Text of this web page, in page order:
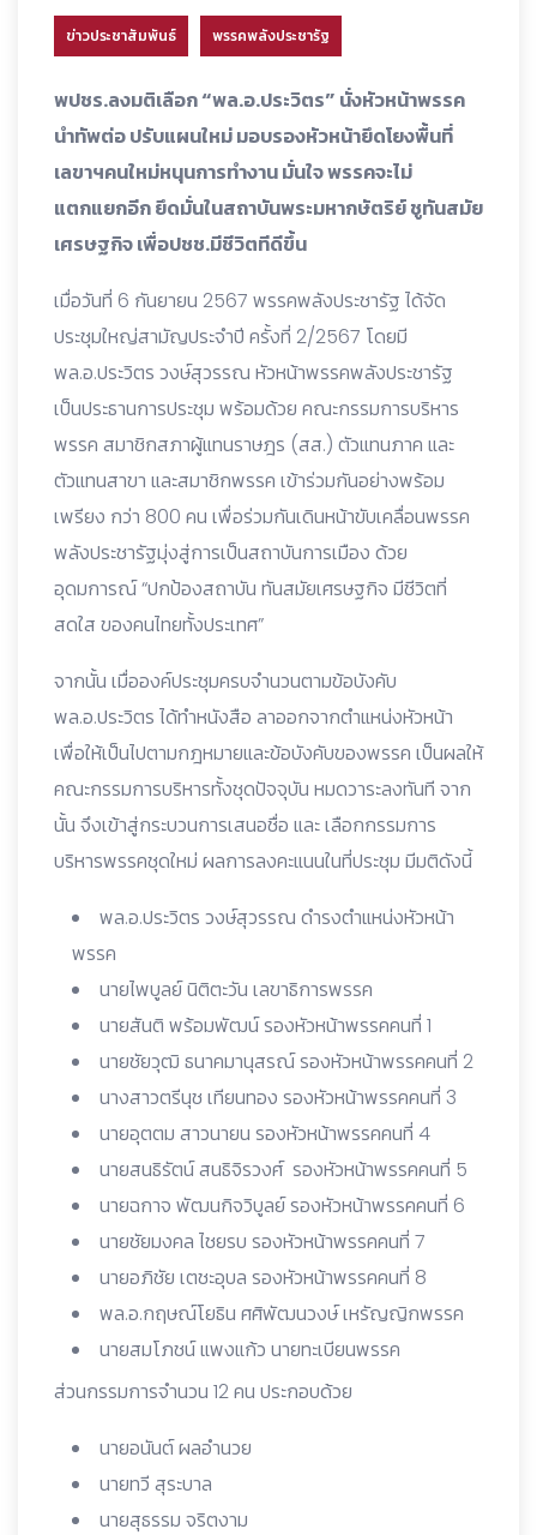
ข่าวประชาสัมพันธ์ พรรคพลังประชารัฐ
พปชร.ลงมติเลือก “พล.อ.ประวิตร” นั่งหัวหน้าพรรค
นำทัพต่อ ปรับแผนใหม่ มอบรองหัวหน้ายึดโยงพื้นที่
เลขาฯคนใหม่หนุนการทำงาน มั่นใจ พรรคจะไม่
แตกแยกอีก ยึดมั่นในสถาบันพระมหากษัตริย์ ชูทันสมัย
เศรษฐกิจ เพื่อปชช.มีชีวิตทีดีขึ้น
เมื่อวันที่ 6 กันยายน 2567 พรรคพลังประชารัฐ ได้จัด
ประชุมใหญ่สามัญประจำปี ครั้งที่ 2/2567 โดยมี
พล.อ.ประวิตร วงษ์สุวรรณ หัวหน้าพรรคพลังประชารัฐ
เป็นประธานการประชุม พร้อมด้วย คณะกรรมการบริหาร
พรรค สมาชิกสภาผู้แทนราษฎร (สส.) ตัวแทนภาค และ
ตัวแทนสาขา และสมาชิกพรรค เข้าร่วมกันอย่างพร้อม
เพรียง กว่า 800 คน เพื่อร่วมกันเดินหน้าขับเคลื่อนพรรค
พลังประชารัฐมุ่งสู่การเป็นสถาบันการเมือง ด้วย
อุดมการณ์ “ปกป้องสถาบัน ทันสมัยเศรษฐกิจ มีชีวิตที่
สดใส ของคนไทยทั้งประเทศ”
จากนั้น เมื่อองค์ประชุมครบจำนวนตามข้อบังคับ
พล.อ.ประวิตร ได้ทำหนังสือ ลาออกจากตำแหน่งหัวหน้า
เพื่อให้เป็นไปตามกฎหมายและข้อบังคับของพรรค เป็นผลให้
คณะกรรมการบริหารทั้งชุดปัจจุบัน หมดวาระลงทันที จาก
นั้น จึงเข้าสู่กระบวนการเสนอชื่อ และ เลือกกรรมการ
บริหารพรรคชุดใหม่ ผลการลงคะแนนในที่ประชุม มีมติดังนี้
พล.อ.ประวิตร วงษ์สุวรรณ ดำรงตำแหน่งหัวหน้า
พรรค
นายไพบูลย์ นิติตะวัน เลขาธิการพรรค
นายสันติ พร้อมพัฒน์ รองหัวหน้าพรรคคนที่ 1
นายชัยวุฒิ ธนาคมานุสรณ์ รองหัวหน้าพรรคคนที่ 2
นางสาวตรีนุช เทียนทอง รองหัวหน้าพรรคคนที่ 3
นายอุตตม สาวนายน รองหัวหน้าพรรคคนที่ 4
นายสนธิรัตน์ สนธิจิรวงศ์ รองหัวหน้าพรรคคนที่ 5
นายฉกาจ พัฒนกิจวิบูลย์ รองหัวหน้าพรรคคนที่ 6
นายชัยมงคล ไชยรบ รองหัวหน้าพรรคคนที่ 7
นายอภิชัย เตชะอุบล รองหัวหน้าพรรคคนที่ 8
พล.อ.กฤษณ์โยธิน ศศิพัฒนวงษ์ เหรัญญิกพรรค
นายสมโภชน์ แพงแก้ว นายทะเบียนพรรค
ส่วนกรรมการจำนวน 12 คน ประกอบด้วย
นายอนันต์ ผลอำนวย
นายทวี สุระบาล
นายสุธรรม จริตงาม